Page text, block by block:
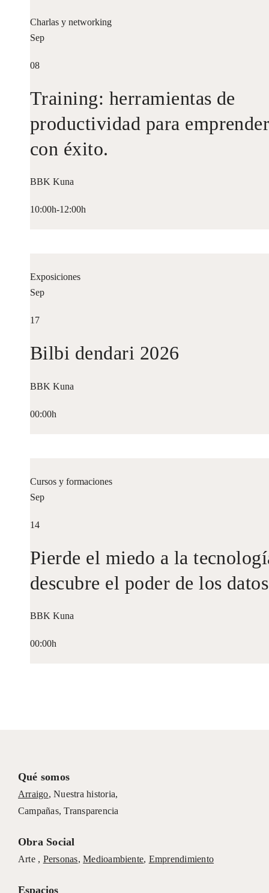
Charlas y networking
Sep
08
Training: herramientas de
productividad para
con éxito.
BBK Kuna
10:00h-12:00h
Exposiciones
Sep
17
Bilbi dendari 2026
BBK Kuna
00:00h
Cursos y formaciones
Sep
14
Pierde el miedo a la
descubre el poder de los datos
BBK Kuna
00:00h
Qué somos
Arraigo,Nuestra historia,
Campañas, Transparencia
Obra Social
Arte , Personas,Medioambiente, Emprendimiento
Espacios